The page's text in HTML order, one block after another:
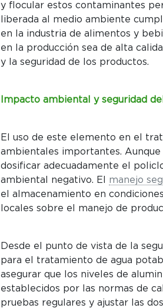
y flocular estos contaminantes
liberada al medio ambiente
en la industria de alimentos y
en la producción sea de alta
y la seguridad de los productos.
Impacto ambiental y seguridad
El uso de este elemento en el
ambientales importantes.
dosificar adecuadamente el
ambiental negativo. El manejo
el almacenamiento en
locales sobre el manejo de
Desde el punto de vista de la
para el tratamiento de agua
asegurar que los niveles de
establecidos por las normas de
pruebas regulares y ajustar las